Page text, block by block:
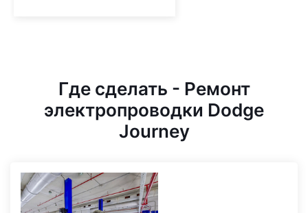
Где сделать - Ремонт
электропроводки Dodge
Journey